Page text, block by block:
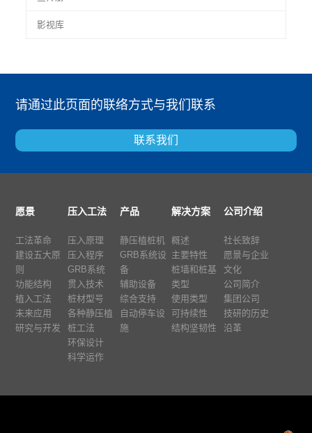
影视库
请通过此页面的联络方式与我们联系
联系我们
愿景
工法革命
建设五大原
则
功能结构
植入工法
未来应用
研究与开发
压入工法
压入原理
压入程序
GRB系统
贯入技术
桩材型号
各种静压植
桩工法
环保设计
科学运作
产品
静压植桩机
GRB系统设
备
辅助设备
综合支持
自动停车设
施
解决方案
概述
主要特性
桩墙和桩基
类型
使用类型
可持续性
结构坚韧性
公司介绍
社长致辞
愿景与企业
文化
公司简介
集团公司
技研的历史
沿革